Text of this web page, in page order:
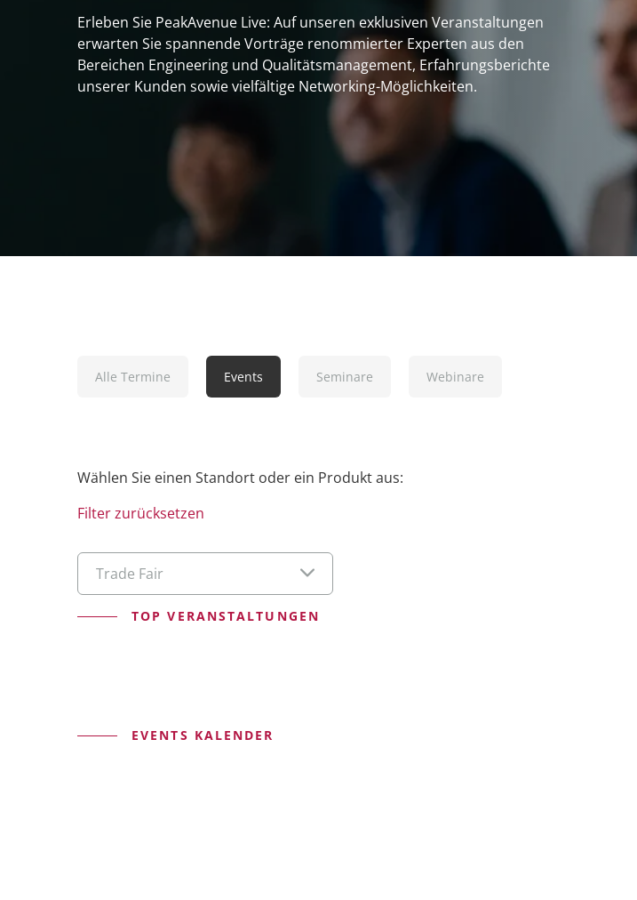
Digital Thread
Engineering & Risk Management
PeakAvenue FaultTree+
PeakAvenue PPAP
Erleben Sie PeakAvenue Live: Auf unseren exklusiven Veranstaltungen
erwarten Sie spannende Vorträge renommierter Experten aus den
Bereichen Engineering und Qualitätsmanagement, Erfahrungsberichte
unserer Kunden sowie vielfältige Networking-Möglichkeiten.
Alle Termine Events Seminare Webinare
Wählen Sie einen Standort oder ein Produkt aus:
Filter zurücksetzen
Trade Fair
TOP VERANSTALTUNGEN
EVENTS KALENDER